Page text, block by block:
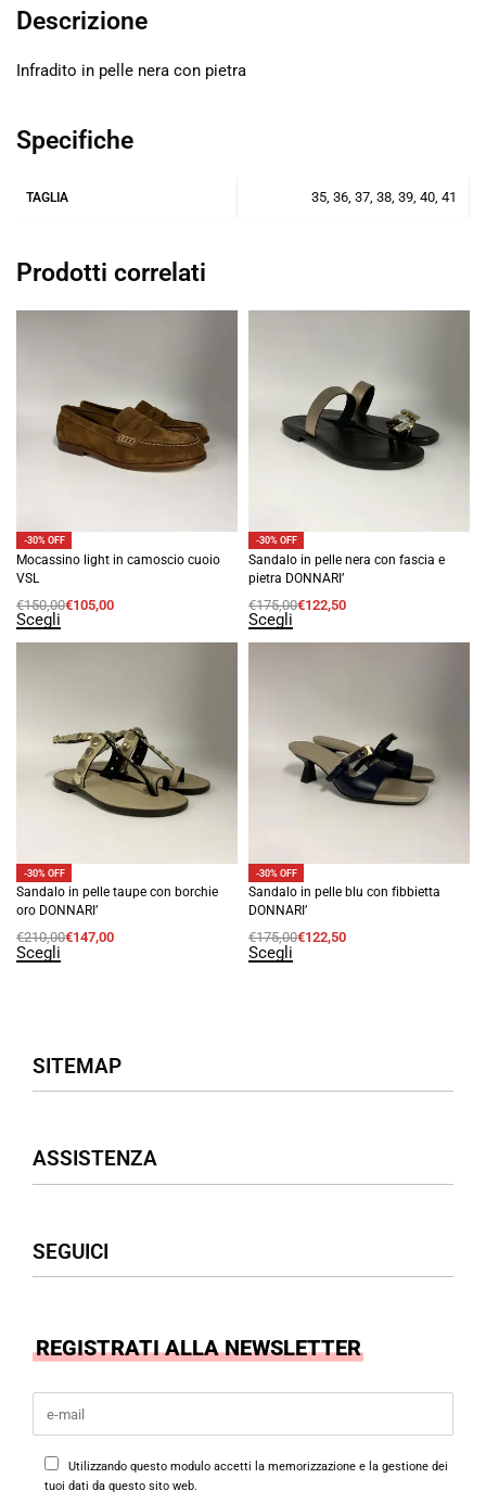
Descrizione
Infradito in pelle nera con pietra
Specifiche
TAGLIA 35, 36, 37, 38, 39, 40, 41
Prodotti correlati
-30% OFF
Mocassino light in camoscio cuoio
VSL
€150,00€105,00
Scegli
-30% OFF
Sandalo in pelle nera con fascia e
pietra DONNARI’
€175,00€122,50
Scegli
-30% OFF
Sandalo in pelle taupe con borchie
oro DONNARI’
€210,00€147,00
Scegli
-30% OFF
Sandalo in pelle blu con fibbietta
DONNARI’
€175,00€122,50
Scegli
SITEMAP
Donna
Borse
ASSISTENZA
Termini & Condizioni
SEGUICI
Instagram
REGISTRATI ALLA NEWSLETTER
Utilizzando questo modulo accetti la memorizzazione e la gestione dei
tuoi dati da questo sito web.